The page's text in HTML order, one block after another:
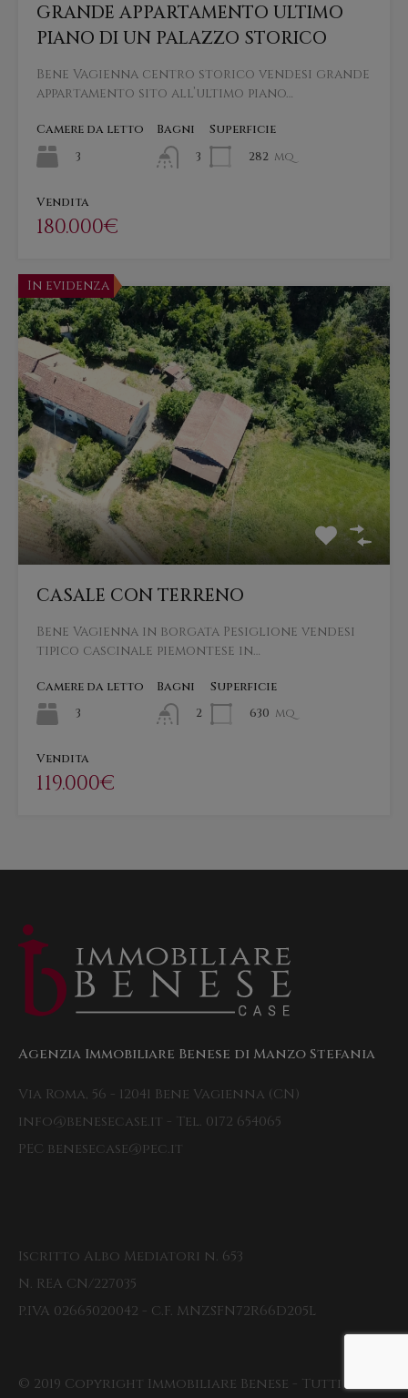
GRANDE APPARTAMENTO ULTIMO
PIANO DI UN PALAZZO STORICO
Bene Vagienna centro storico vendesi grande
appartamento sito all’ultimo piano…
Camere da letto
3
Bagni
3
Superficie
282 mq
Vendita
180.000€
In evidenza
CASALE CON TERRENO
Bene Vagienna in borgata Pesiglione vendesi
tipico cascinale piemontese in…
Camere da letto
3
Bagni
2
Superficie
630 mq
Vendita
119.000€
Agenzia Immobiliare Benese di Manzo Stefania
Via Roma, 56 - 12041 Bene Vagienna (CN)
info@benesecase.it - Tel. 0172 654065
PEC benesecase@pec.it
Iscritto Albo Mediatori n. 653
N. REA CN/227035
P.IVA 02665020042 - C.F. MNZSFN72R66D205L
© 2019 Copyright Immobiliare Benese - Tutti i